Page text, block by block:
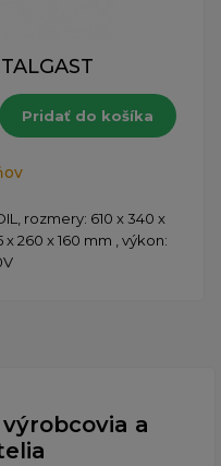
Pridať do košíka
rozmery: 610 x 340 x
260 x 160 mm , výkon:
a